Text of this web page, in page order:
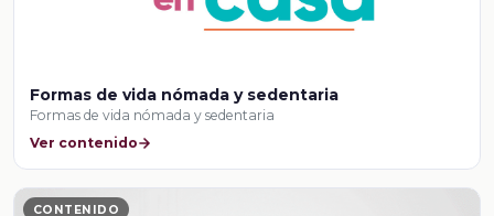
Formas de vida nómada y sedentaria
Formas de vida nómada y sedentaria
Ver contenido
CONTENIDO